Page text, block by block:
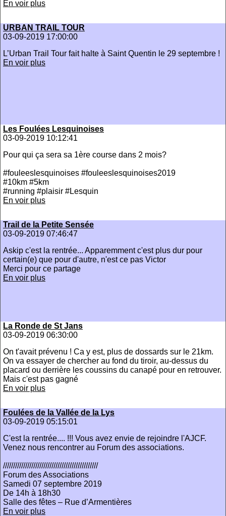
En voir plus
URBAN TRAIL TOUR
03-09-2019 17:00:00
L’Urban Trail Tour fait halte à Saint Quentin le 29 septembre !
En voir plus
Les Foulées Lesquinoises
03-09-2019 10:12:41
Pour qui ça sera sa 1ère course dans 2 mois?
#fouleeslesquinoises #fouleeslesquinoises2019
#10km #5km
#running #plaisir #Lesquin
En voir plus
Trail de la Petite Sensée
03-09-2019 07:46:47
Askip c'est la rentrée... Apparemment c'est plus dur pour
certain(e) que pour d'autre, n'est ce pas Victor
Merci pour ce partage
En voir plus
La Ronde de St Jans
03-09-2019 06:30:00
On t'avait prévenu ! Ca y est, plus de dossards sur le 21km.
On va essayer de chercher au fond du tiroir, au-dessus du
placard ou derrière les coussins du canapé pour en retrouver.
Mais c'est pas gagné
En voir plus
Foulées de la Vallée de la Lys
03-09-2019 05:15:01
C'est la rentrée.... !!! Vous avez envie de rejoindre l'AJCF.
Venez nous rencontrer au Forum des associations.
///////////////////////////////////////////////
Forum des Associations
Samedi 07 septembre 2019
De 14h à 18h30
Salle des fêtes – Rue d’Armentières
En voir plus